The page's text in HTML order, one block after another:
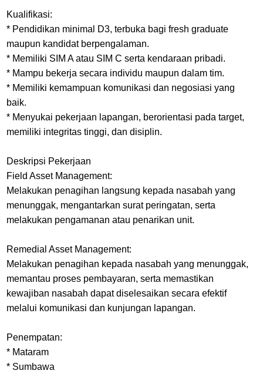
Kualifikasi:
* Pendidikan minimal D3, terbuka bagi fresh graduate
maupun kandidat berpengalaman.
* Memiliki SIM A atau SIM C serta kendaraan pribadi.
* Mampu bekerja secara individu maupun dalam tim.
* Memiliki kemampuan komunikasi dan negosiasi yang
baik.
* Menyukai pekerjaan lapangan, berorientasi pada target,
memiliki integritas tinggi, dan disiplin.
Deskripsi Pekerjaan
Field Asset Management:
Melakukan penagihan langsung kepada nasabah yang
menunggak, mengantarkan surat peringatan, serta
melakukan pengamanan atau penarikan unit.
Remedial Asset Management:
Melakukan penagihan kepada nasabah yang menunggak,
memantau proses pembayaran, serta memastikan
kewajiban nasabah dapat diselesaikan secara efektif
melalui komunikasi dan kunjungan lapangan.
Penempatan:
* Mataram
* Sumbawa